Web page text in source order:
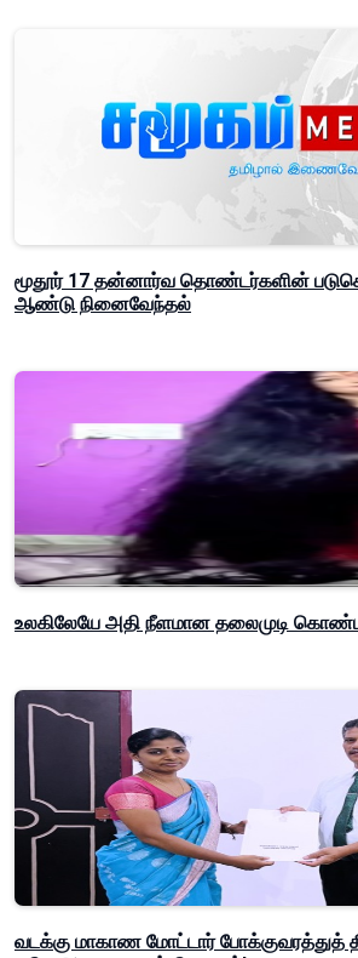
மூதூர் 17 தன்னார்வ தொண்டர்களின்
ஆண்டு நினைவேந்தல்
உலகிலேயே அதி நீளமான தலைமுடி
வடக்கு மாகாண மோட்டார்